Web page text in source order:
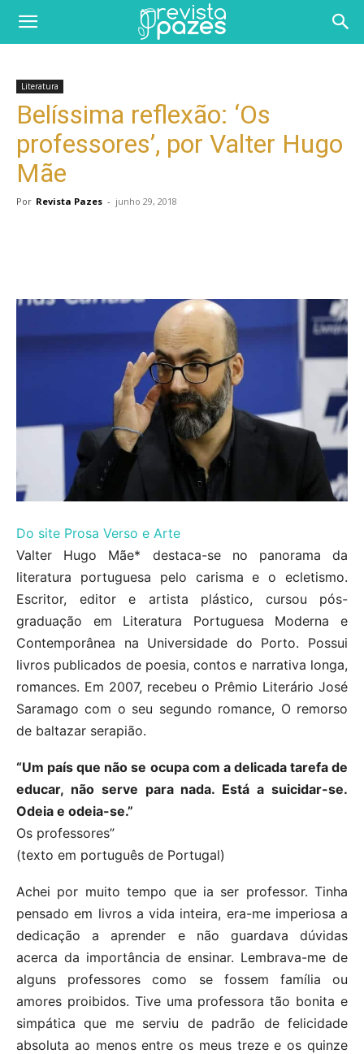
Literatura
Belíssima reflexão: ‘Os
professores’, por Valter Hugo
Mãe
Por Revista Pazes - junho 29, 2018
Do site Prosa Verso e Arte
Valter Hugo Mãe* destaca-se no panorama da
literatura portuguesa pelo carisma e o ecletismo.
Escritor, editor e artista plástico, cursou pós-
graduação em Literatura Portuguesa Moderna e
Contemporânea na Universidade do Porto. Possui
livros publicados de poesia, contos e narrativa longa,
romances. Em 2007, recebeu o Prêmio Literário José
Saramago com o seu segundo romance, O remorso
de baltazar serapião.
“Um país que não se ocupa com a delicada tarefa de
educar, não serve para nada. Está a suicidar-se.
Odeia e odeia-se.”
Os professores”
(texto em português de Portugal)
Achei por muito tempo que ia ser professor. Tinha
pensado em livros a vida inteira, era-me imperiosa a
dedicação a aprender e não guardava dúvidas
acerca da importância de ensinar. Lembrava-me de
alguns professores como se fossem família ou
amores proibidos. Tive uma professora tão bonita e
simpática que me serviu de padrão de felicidade
absoluta ao menos entre os meus treze e os quinze